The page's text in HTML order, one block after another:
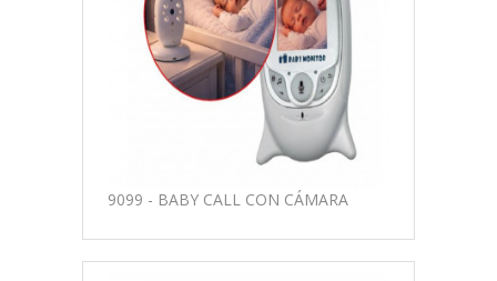
9099 - BABY CALL CON CÁMARA